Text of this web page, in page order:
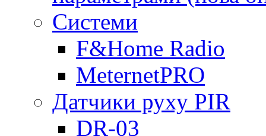
Системи
F&Home Radio
MeternetPRO
Датчики руху PIR
DR-03